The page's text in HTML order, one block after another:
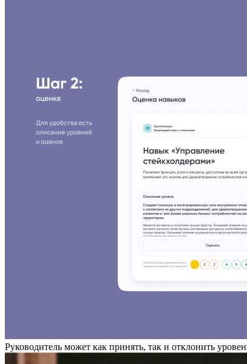
Руководитель может как принять, так и отклонить